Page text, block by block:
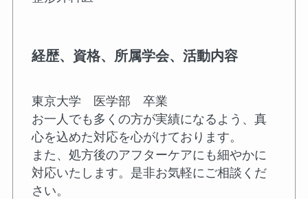
経歴、資格、所属学会、活動内容
東京大学 医学部 卒業
お一人でも多くの方が実績になるよう、真
心を込めた対応を心がけております。
また、処方後のアフターケアにも細やかに
対応いたします。是非お気軽にご相談くだ
さい。